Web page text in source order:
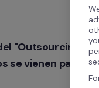
"Outsourcing":
se vienen para tu